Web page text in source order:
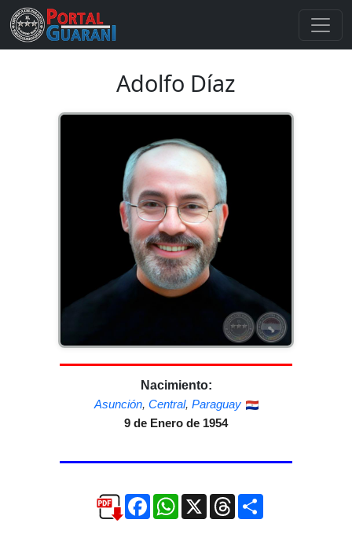
Adolfo Díaz
Nacimiento:
Asunción, Central, Paraguay
9 de Enero de 1954
FacebookWhatsApp
X ThreadsCompartir